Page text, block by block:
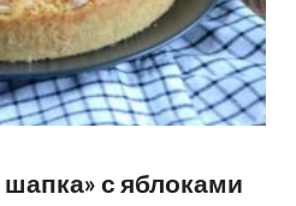
с яблоками